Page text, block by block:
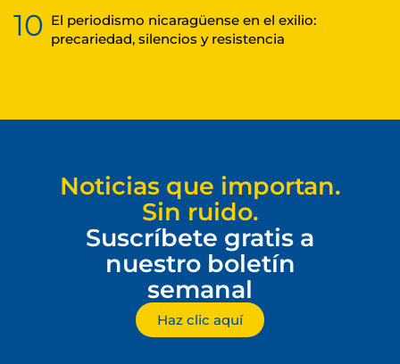
10 El periodismo nicaragüense en el exilio:
precariedad, silencios y resistencia
Noticias que importan.
Sin ruido.
Suscríbete gratis a
nuestro boletín
semanal
Haz clic aquí